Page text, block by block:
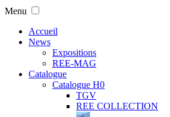
Menu
Accueil
News
Expositions
REE-MAG
Catalogue
Catalogue H0
TGV
REE COLLECTION